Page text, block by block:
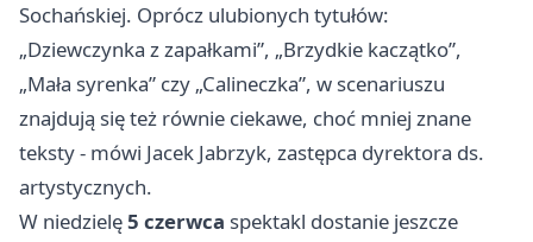
Sochańskiej. Oprócz ulubionych tytułów:
„Dziewczynka z zapałkami”, „Brzydkie kaczątko”,
„Mała syrenka” czy „Calineczka”, w scenariuszu
znajdują się też równie ciekawe, choć mniej znane
teksty - mówi Jacek Jabrzyk, zastępca dyrektora ds.
artystycznych.
W niedzielę5 czerwca spektakl dostanie jeszcze